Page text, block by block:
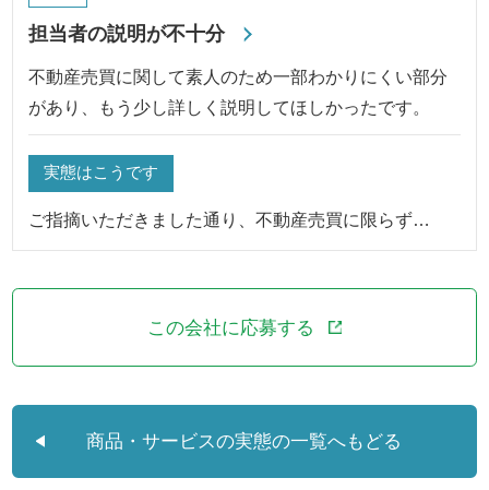
担当者の説明が不十分
不動産売買に関して素人のため一部わかりにくい部分
があり、もう少し詳しく説明してほしかったです。
実態はこうです
ご指摘いただきました通り、不動産売買に限らず…
この会社に応募する
商品・サービスの実態の一覧へもどる